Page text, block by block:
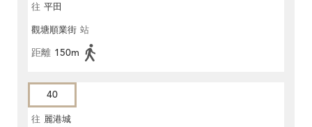
往 平田
觀塘順業街 站
距離 150m
40
往 麗港城